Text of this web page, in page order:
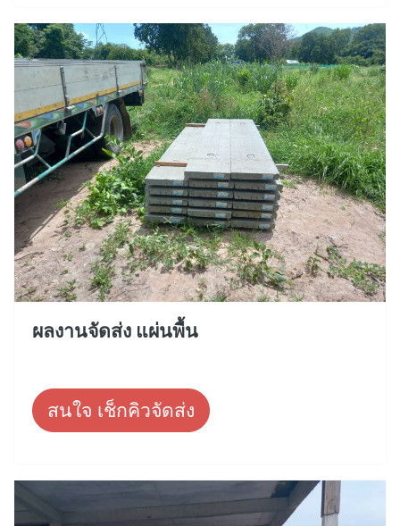
ผลงานจัดส่ง แผ่นพื้น
สนใจ เช็กคิวจัดส่ง